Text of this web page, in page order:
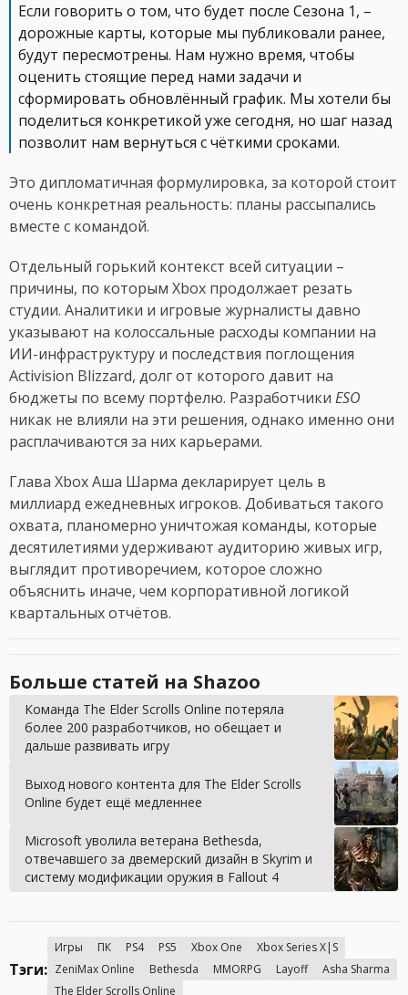
Если говорить о том, что будет после Сезона 1, –
дорожные карты, которые мы публиковали ранее,
будут пересмотрены. Нам нужно время, чтобы
оценить стоящие перед нами задачи и
сформировать обновлённый график. Мы хотели бы
поделиться конкретикой уже сегодня, но шаг назад
позволит нам вернуться с чёткими сроками.
Это дипломатичная формулировка, за которой стоит
очень конкретная реальность: планы рассыпались
вместе с командой.
Отдельный горький контекст всей ситуации –
причины, по которым Xbox продолжает резать
студии. Аналитики и игровые журналисты давно
указывают на колоссальные расходы компании на
ИИ-инфраструктуру и последствия поглощения
Activision Blizzard, долг от которого давит на
бюджеты по всему портфелю. Разработчики ESO
никак не влияли на эти решения, однако именно они
расплачиваются за них карьерами.
Глава Xbox Аша Шарма декларирует цель в
миллиард ежедневных игроков. Добиваться такого
охвата, планомерно уничтожая команды, которые
десятилетиями удерживают аудиторию живых игр,
выглядит противоречием, которое сложно
объяснить иначе, чем корпоративной логикой
квартальных отчётов.
Больше статей на Shazoo
Команда The Elder Scrolls Online потеряла
более 200 разработчиков, но обещает и
дальше развивать игру
Выход нового контента для The Elder Scrolls
Online будет ещё медленнее
Microsoft уволила ветерана Bethesda,
отвечавшего за двемерский дизайн в Skyrim и
систему модификации оружия в Fallout 4
Тэги:
Игры ПК PS4 PS5 Xbox One
Xbox Series X|S
ZeniMax Online
Bethesda MMORPG Layoff
Asha Sharma
The Elder Scrolls Online